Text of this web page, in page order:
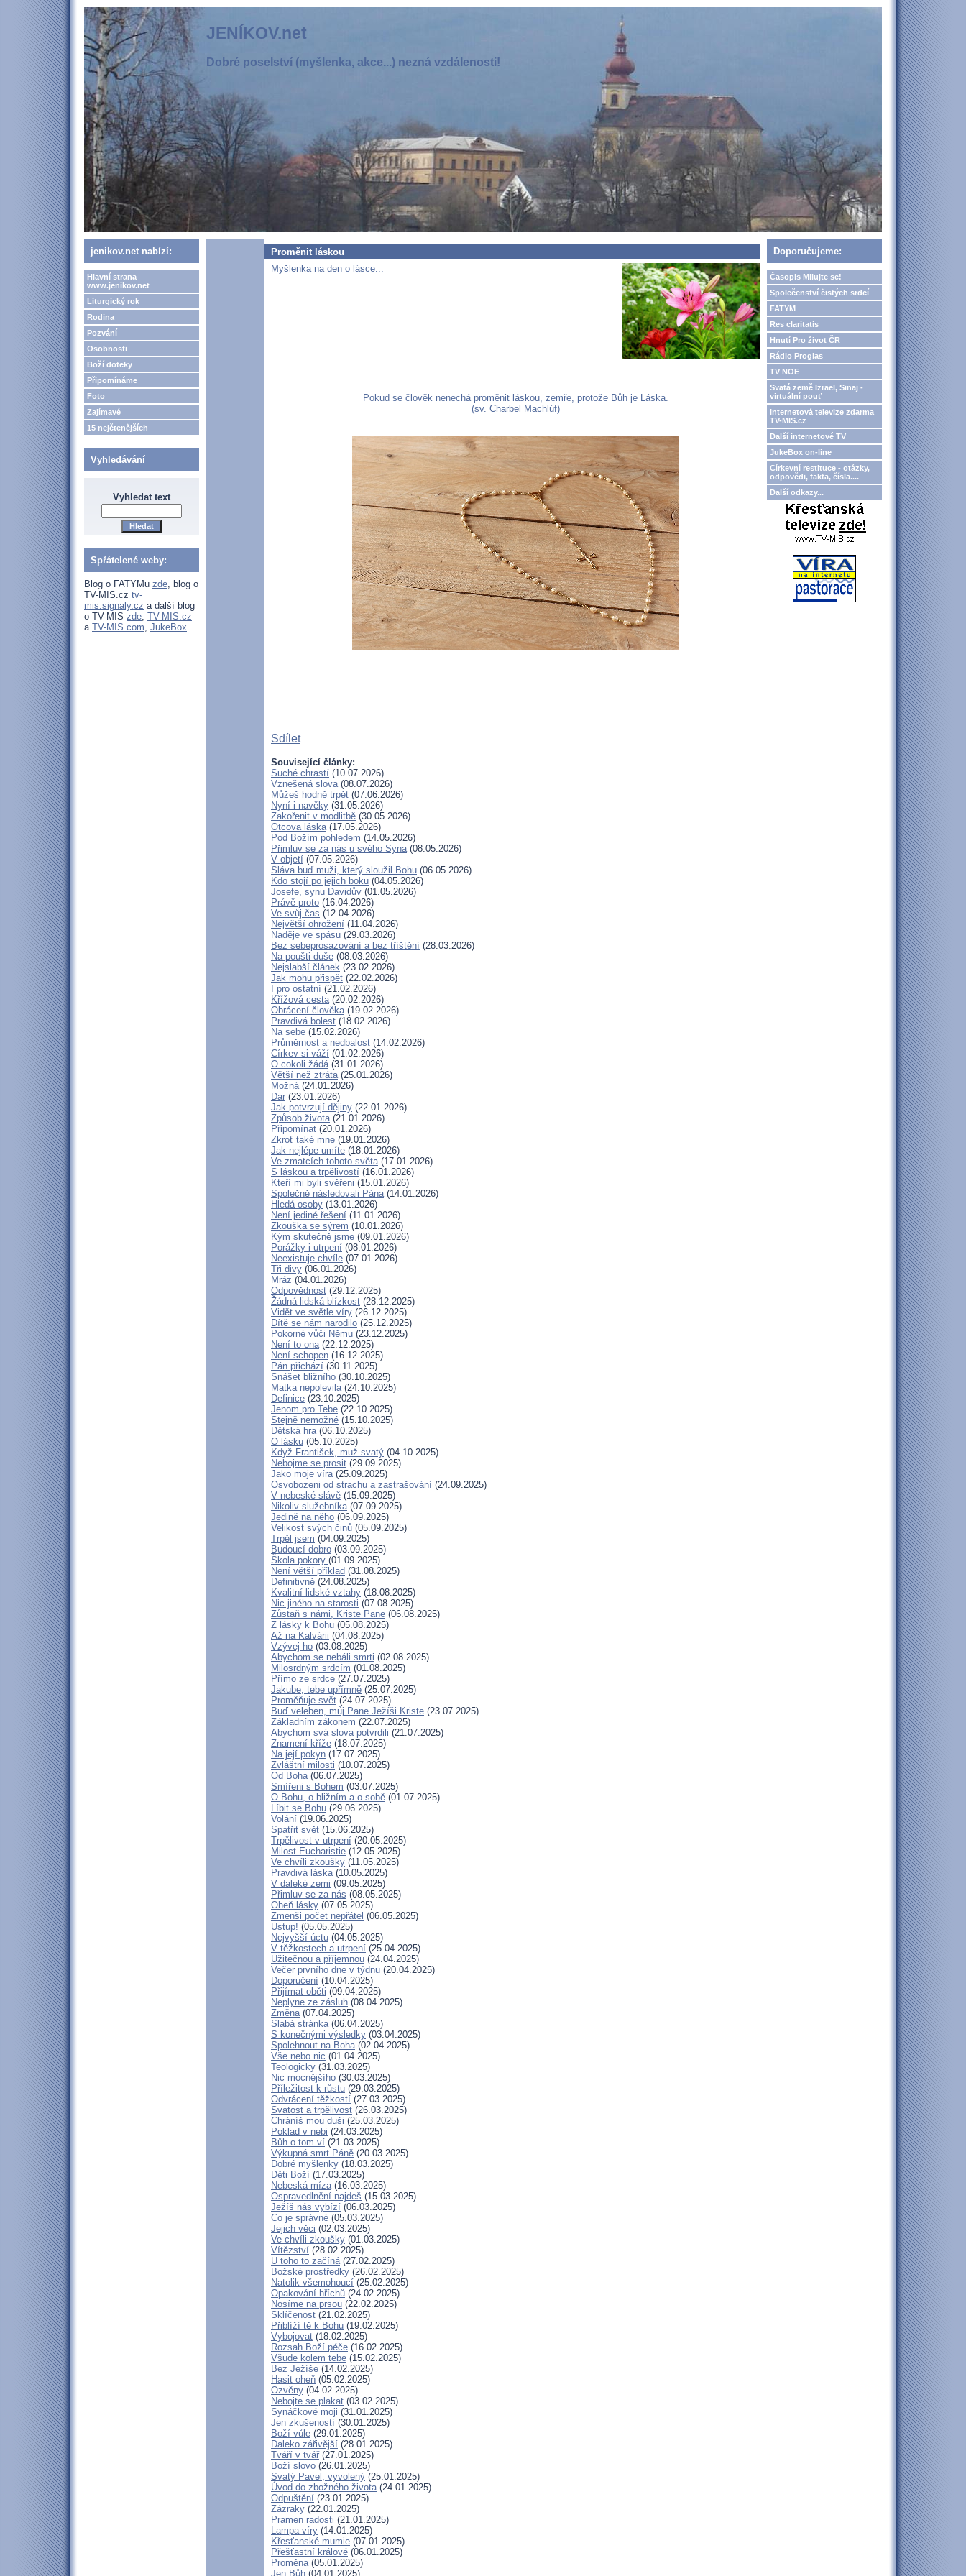
JENÍKOV.net
Dobré poselství (myšlenka, akce...) nezná vzdálenosti!
jenikov.net nabízí:
Hlavní strana
www.jenikov.net
Liturgický rok
Rodina
Pozvání
Osobnosti
Boží doteky
Připomínáme
Foto
Zajímavé
15 nejčtenějších
Vyhledávání
Vyhledat text
Spřátelené weby:
Blog o FATYMu zde, blog o
TV-MIS.cz tv-
mis.signaly.cz a další blog
o TV-MIS zde, TV-MIS.cz
a TV-MIS.com, JukeBox.
Proměnit láskou
Myšlenka na den o lásce...
Pokud se člověk nenechá proměnit láskou, zemře, protože Bůh je Láska.
(sv. Charbel Machlúf)
Sdílet
Související články:
Suché chrastí (10.07.2026)
Vznešená slova(08.07.2026)
Můžeš hodně trpět (07.06.2026)
Nyní i navěky (31.05.2026)
Zakořenit v modlitbě (30.05.2026)
Otcova láska(17.05.2026)
Pod Božím pohledem (14.05.2026)
Přimluv se za nás u svého Syna(08.05.2026)
V objetí (07.05.2026)
Sláva buď muži, který sloužil Bohu (06.05.2026)
Kdo stojí po jejich boku (04.05.2026)
Josefe, synu Davidův (01.05.2026)
Právě proto (16.04.2026)
Ve svůj čas (12.04.2026)
Největší ohrožení (11.04.2026)
Naděje ve spásu (29.03.2026)
Bez sebeprosazování a bez tříštění (28.03.2026)
Na poušti duše (08.03.2026)
Nejslabší článek (23.02.2026)
Jak mohu přispět (22.02.2026)
I pro ostatní (21.02.2026)
Křížová cesta(20.02.2026)
Obrácení člověka(19.02.2026)
Pravdivá bolest (18.02.2026)
Na sebe (15.02.2026)
Průměrnost a nedbalost (14.02.2026)
Církev si váží (01.02.2026)
O cokoli žádá(31.01.2026)
Větší než ztráta(25.01.2026)
Možná(24.01.2026)
Dar (23.01.2026)
Jak potvrzují dějiny (22.01.2026)
Způsob života(21.01.2026)
Připomínat (20.01.2026)
Zkroť také mne (19.01.2026)
Jak nejlépe umíte (18.01.2026)
Ve zmatcích tohoto světa(17.01.2026)
S láskou a trpělivostí (16.01.2026)
Kteří mi byli svěřeni (15.01.2026)
Společně následovali Pána(14.01.2026)
Hledá osoby (13.01.2026)
Není jediné řešení (11.01.2026)
Zkouška se sýrem (10.01.2026)
Kým skutečně jsme (09.01.2026)
Porážky i utrpení (08.01.2026)
Neexistuje chvíle (07.01.2026)
Tři divy (06.01.2026)
Mráz (04.01.2026)
Odpovědnost (29.12.2025)
Žádná lidská blízkost (28.12.2025)
Vidět ve světle víry (26.12.2025)
Dítě se nám narodilo (25.12.2025)
Pokorné vůči Němu (23.12.2025)
Není to ona(22.12.2025)
Není schopen (16.12.2025)
Pán přichází (30.11.2025)
Snášet bližního (30.10.2025)
Matka nepolevila(24.10.2025)
Definice (23.10.2025)
Jenom pro Tebe (22.10.2025)
Stejně nemožné (15.10.2025)
Dětská hra(06.10.2025)
O lásku (05.10.2025)
Když František, muž svatý (04.10.2025)
Nebojme se prosit (29.09.2025)
Jako moje víra(25.09.2025)
Osvobozeni od strachu a zastrašování (24.09.2025)
V nebeské slávě (15.09.2025)
Nikoliv služebníka(07.09.2025)
Jedině na něho (06.09.2025)
Velikost svých činů (05.09.2025)
Trpěl jsem (04.09.2025)
Budoucí dobro (03.09.2025)
Škola pokory (01.09.2025)
Není větší příklad (31.08.2025)
Definitivně (24.08.2025)
Kvalitní lidské vztahy (18.08.2025)
Nic jiného na starosti (07.08.2025)
Zůstaň s námi, Kriste Pane (06.08.2025)
Z lásky k Bohu (05.08.2025)
Až na Kalvárii (04.08.2025)
Vzývej ho (03.08.2025)
Abychom se nebáli smrti (02.08.2025)
Milosrdným srdcím (01.08.2025)
Přímo ze srdce (27.07.2025)
Jakube, tebe upřímně (25.07.2025)
Proměňuje svět (24.07.2025)
Buď veleben, můj Pane Ježíši Kriste (23.07.2025)
Základním zákonem (22.07.2025)
Abychom svá slova potvrdili (21.07.2025)
Znamení kříže (18.07.2025)
Na její pokyn (17.07.2025)
Zvláštní milosti (10.07.2025)
Od Boha(06.07.2025)
Smířeni s Bohem (03.07.2025)
O Bohu, o bližním a o sobě (01.07.2025)
Líbit se Bohu (29.06.2025)
Volání (19.06.2025)
Spatřit svět (15.06.2025)
Trpělivost v utrpení (20.05.2025)
Milost Eucharistie (12.05.2025)
Ve chvíli zkoušky (11.05.2025)
Pravdivá láska(10.05.2025)
V daleké zemi (09.05.2025)
Přimluv se za nás (08.05.2025)
Oheň lásky (07.05.2025)
Zmenši počet nepřátel (06.05.2025)
Ustup! (05.05.2025)
Nejvyšší úctu (04.05.2025)
V těžkostech a utrpení (25.04.2025)
Užitečnou a příjemnou (24.04.2025)
Večer prvního dne v týdnu (20.04.2025)
Doporučení (10.04.2025)
Přijímat oběti (09.04.2025)
Neplyne ze zásluh (08.04.2025)
Změna(07.04.2025)
Slabá stránka(06.04.2025)
S konečnými výsledky (03.04.2025)
Spolehnout na Boha(02.04.2025)
Vše nebo nic (01.04.2025)
Teologicky (31.03.2025)
Nic mocnějšího (30.03.2025)
Příležitost k růstu (29.03.2025)
Odvrácení těžkostí (27.03.2025)
Svatost a trpělivost (26.03.2025)
Chráníš mou duši (25.03.2025)
Poklad v nebi (24.03.2025)
Bůh o tom ví (21.03.2025)
Výkupná smrt Páně (20.03.2025)
Dobré myšlenky (18.03.2025)
Děti Boží (17.03.2025)
Nebeská míza(16.03.2025)
Ospravedlnění najdeš (15.03.2025)
Ježíš nás vybízí (06.03.2025)
Co je správné (05.03.2025)
Jejich věci (02.03.2025)
Ve chvíli zkoušky (01.03.2025)
Vítězství (28.02.2025)
U toho to začíná(27.02.2025)
Božské prostředky (26.02.2025)
Natolik všemohoucí (25.02.2025)
Opakování hříchů (24.02.2025)
Nosíme na prsou (22.02.2025)
Sklíčenost (21.02.2025)
Přiblíží tě k Bohu (19.02.2025)
Vybojovat (18.02.2025)
Rozsah Boží péče (16.02.2025)
Všude kolem tebe (15.02.2025)
Bez Ježíše (14.02.2025)
Hasit oheň (05.02.2025)
Ozvěny (04.02.2025)
Nebojte se plakat (03.02.2025)
Synáčkové moji (31.01.2025)
Jen zkušeností (30.01.2025)
Boží vůle (29.01.2025)
Daleko zářivější (28.01.2025)
Tváří v tvář(27.01.2025)
Boží slovo (26.01.2025)
Svatý Pavel, vyvolený (25.01.2025)
Úvod do zbožného života(24.01.2025)
Odpuštění (23.01.2025)
Zázraky (22.01.2025)
Pramen radosti (21.01.2025)
Lampa víry (14.01.2025)
Křesťanské mumie (07.01.2025)
Přešťastní králové (06.01.2025)
Proměna(05.01.2025)
Jen Bůh (04.01.2025)
Doporučujeme:
Časopis Milujte se!
Společenství čistých srdcí
FATYM
Res claritatis
Hnutí Pro život ČR
Rádio Proglas
TV NOE
Svatá země Izrael, Sinaj -
virtuální pouť
Internetová televize zdarma
TV-MIS.cz
Další internetové TV
JukeBox on-line
Církevní restituce - otázky,
odpovědi, fakta, čísla....
Další odkazy...